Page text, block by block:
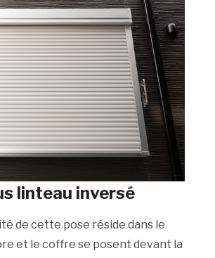
linteau inversé
de cette pose réside dans le
et le coffre se posent devant la